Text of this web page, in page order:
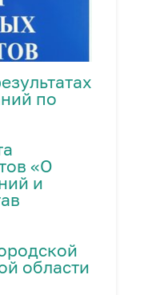
по
«О
и
области